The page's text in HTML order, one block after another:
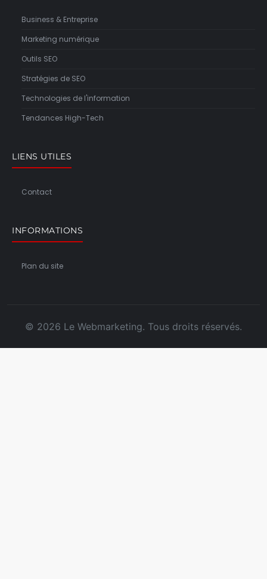
Business & Entreprise
Marketing numérique
Outils SEO
Stratégies de SEO
Technologies de l'information
Tendances High-Tech
LIENS UTILES
Contact
INFORMATIONS
Plan du site
© 2026 Le Webmarketing. Tous droits réservés.